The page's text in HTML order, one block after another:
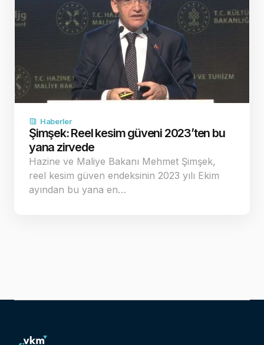
Haberler
Şimşek: Reel kesim güveni 2023’ten bu
yana zirvede
Hazine ve Maliye Bakanı Mehmet Şimşek,
reel kesim güven endeksinin 2023 yılı Ekim
ayından bu yana en…